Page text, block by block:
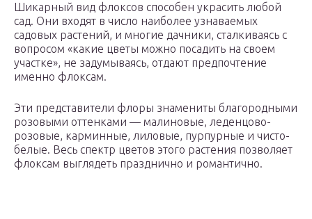
Шикарный вид флоксов способен украсить любой
сад. Они входят в число наиболее узнаваемых
садовых растений, и многие дачники, сталкиваясь с
вопросом «какие цветы можно посадить на своем
участке», не задумываясь, отдают предпочтение
именно флоксам.
Эти представители флоры знамениты благородными
розовыми оттенками — малиновые, леденцово-
розовые, карминные, лиловые, пурпурные и чисто-
белые. Весь спектр цветов этого растения позволяет
флоксам выглядеть празднично и романтично.